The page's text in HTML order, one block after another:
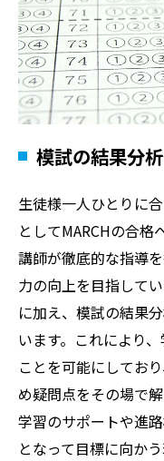
模試の結果分
生徒様一人ひとりに
としてMARCHの合
講師が徹底的な指導
力の向上を目指して
に加え、模試の結果
います。これにより
ことを可能にしてお
め疑問点をその場で
学習のサポートや進
となって目標に向か